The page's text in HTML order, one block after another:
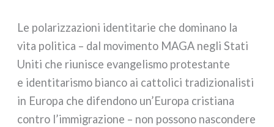
Le pola­riz­za­zio­ni iden­ti­ta­rie che domi­na­no la
vita poli­ti­ca – dal movi­men­to MAGA negli Stati
Uniti che riu­ni­sce evan­ge­li­smo pro­te­stan­te
e iden­ti­ta­ri­smo bian­co ai cat­to­li­ci tra­di­zio­na­li­sti
in Europa che difen­do­no un’Europa cri­stia­na
con­tro l’immigrazione – non pos­so­no nascon­de­re